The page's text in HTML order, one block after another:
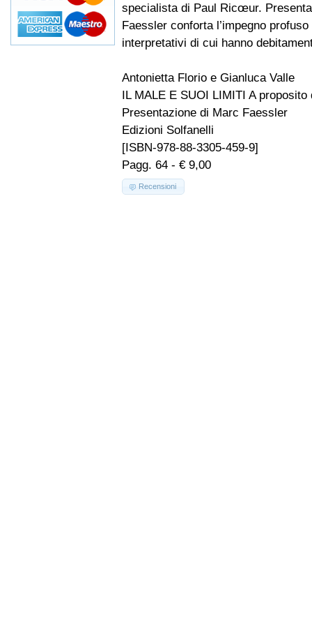
specialista di Paul Ricœur.
Faessler conforta l’impegno
interpretativi di cui hanno
Antonietta Florio e Gianluca Valle
IL MALE E SUOI LIMITI A
Presentazione di Marc Faessler
Edizioni Solfanelli
[ISBN-978-88-3305-459-9]
Pagg. 64 - € 9,00
Recensioni